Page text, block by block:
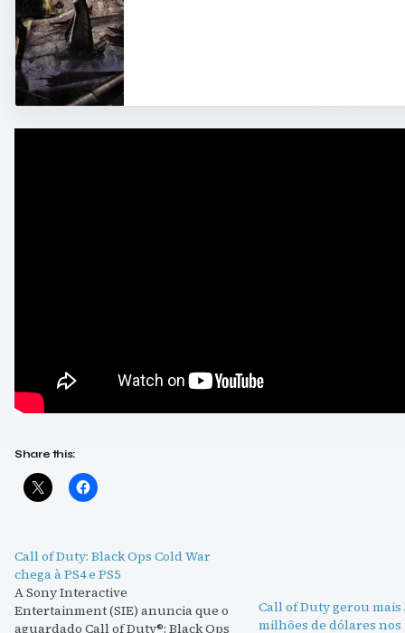
Share this:
Call of Duty: Black Ops Cold War
chega à PS4 e PS5
A Sony Interactive
Entertainment (SIE) anuncia que o
aguardado Call of Duty®: Black Ops
Call of Duty gerou mais
milhões de dólares nos